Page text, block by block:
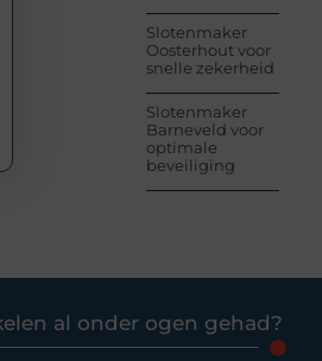
Slotenmaker
Oosterhout voor
snelle zekerheid
Slotenmaker
Barneveld voor
optimale
beveiliging
al onder ogen gehad?